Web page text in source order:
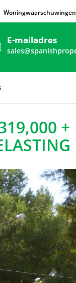
Woningwaarschuwingen
E-mailadres
+